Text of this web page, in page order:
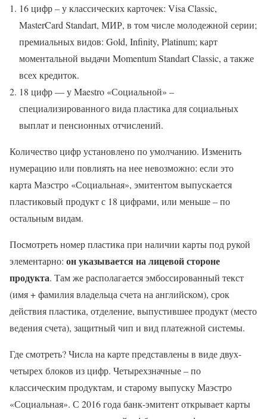
16 цифр – у классических карточек: Visa Classic,
MasterCard Standart, МИР, в том числе молодежной серии;
премиальных видов: Gold, Infinity, Platinum; карт
моментальной выдачи Momentum Standart Classic, а также
всех кредиток.
18 цифр — у Maestro «Социальной» –
специализированного вида пластика для социальных
выплат и пенсионных отчислений.
Количество цифр установлено по умолчанию. Изменить
нумерацию или повлиять на нее невозможно: если это
карта Маэстро «Социальная», эмитентом выпускается
пластиковый продукт с 18 цифрами, или меньше – по
остальным видам.
Посмотреть номер пластика при наличии карты под рукой
элементарно: он указывается на лицевой стороне
продукта. Там же располагается эмбоссированный текст
(имя + фамилия владельца счета на английском), срок
действия пластика, отделение, выпустившее продукт (место
ведения счета), защитный чип и вид платежной системы.
Где смотреть? Числа на карте представлены в виде двух-
четырех блоков из цифр. Четырехзначные – по
классическим продуктам, и старому выпуску Маэстро
«Социальная». С 2016 года банк-эмитент открывает карты